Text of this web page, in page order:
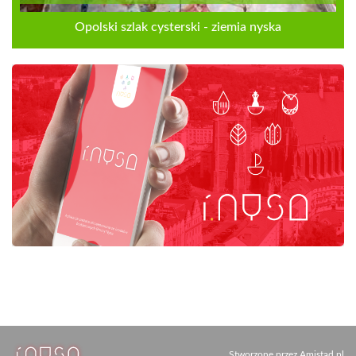
Opolski szlak cysterski - ziemia nyska